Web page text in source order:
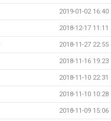
2019-01-02 16:40
2018-12-17 11:11
2018-11-27 22:55
2018-11-16 19:23
2018-11-10 22:31
2018-11-10 10:28
2018-11-09 15:06